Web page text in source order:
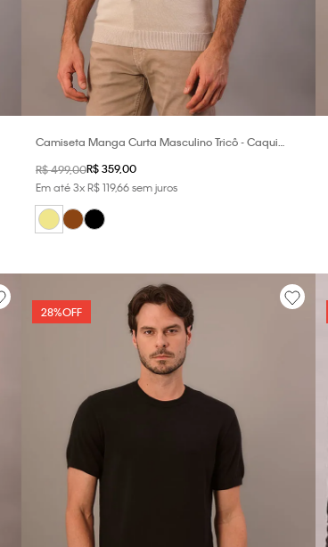
Camiseta Manga Curta Masculino Tricô - Caqui
R$499,00R$359,00
Em até3xR$119,66sem juros
28%OFF